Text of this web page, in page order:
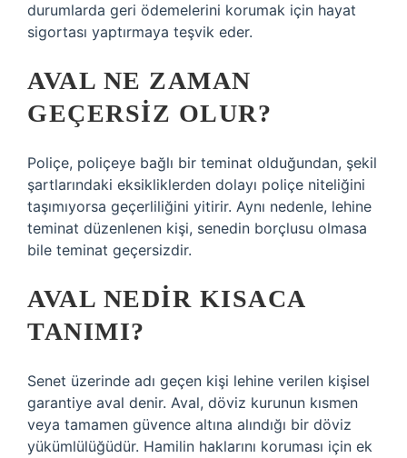
durumlarda geri ödemelerini korumak için hayat
sigortası yaptırmaya teşvik eder.
AVAL NE ZAMAN
GEÇERSIZ OLUR?
Poliçe, poliçeye bağlı bir teminat olduğundan, şekil
şartlarındaki eksikliklerden dolayı poliçe niteliğini
taşımıyorsa geçerliliğini yitirir. Aynı nedenle, lehine
teminat düzenlenen kişi, senedin borçlusu olmasa
bile teminat geçersizdir.
AVAL NEDIR KISACA
TANIMI?
Senet üzerinde adı geçen kişi lehine verilen kişisel
garantiye aval denir. Aval, döviz kurunun kısmen
veya tamamen güvence altına alındığı bir döviz
yükümlülüğüdür. Hamilin haklarını koruması için ek